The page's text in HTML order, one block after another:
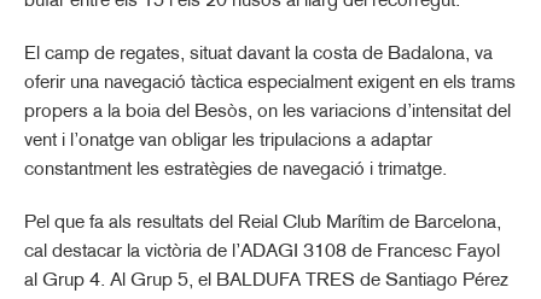
El camp de regates, situat davant la costa de Badalona, va
oferir una navegació tàctica especialment exigent en els trams
propers a la boia del Besòs, on les variacions d’intensitat del
vent i l’onatge van obligar les tripulacions a adaptar
constantment les estratègies de navegació i trimatge.
Pel que fa als resultats del Reial Club Marítim de Barcelona,
cal destacar la victòria de l’ADAGI 3108 de Francesc Fayol
al Grup 4. Al Grup 5, el BALDUFA TRES de Santiago Pérez